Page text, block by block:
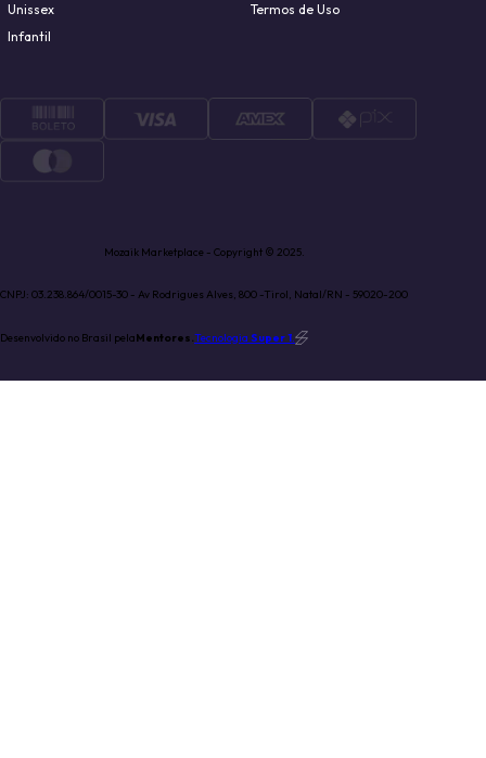
Unissex
Infantil
Termos de Uso
Mozaik Marketplace - Copyright © 2025.
CNPJ: 03.238.864/0015-30 - Av Rodrigues Alves, 800 -Tirol, Natal/RN - 59020-200
Desenvolvido no Brasil pelaMentores.Tecnologia Super 1.